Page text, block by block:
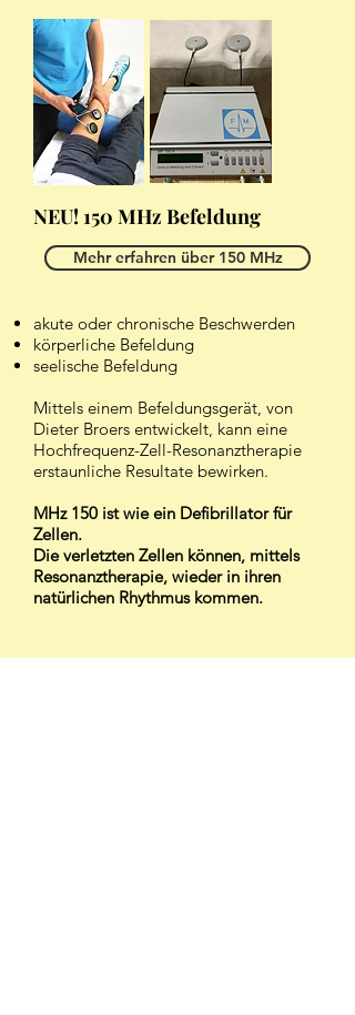
NEU! 150 MHz Befeldung
Mehr erfahren über 150 MHz
akute oder chronische Beschwerden
körperliche Befeldung
seelische Befeldung
Mittels einem Befeldungsgerät, von
Dieter Broers entwickelt, kann eine
Hochfrequenz-Zell-Resonanztherapie
erstaunliche Resultate bewirken.
MHz 150 ist wie ein Defibrillator für
Zellen.
Die verletzten Zellen können, mittels
Resonanztherapie, wieder in ihren
natürlichen Rhythmus kommen.